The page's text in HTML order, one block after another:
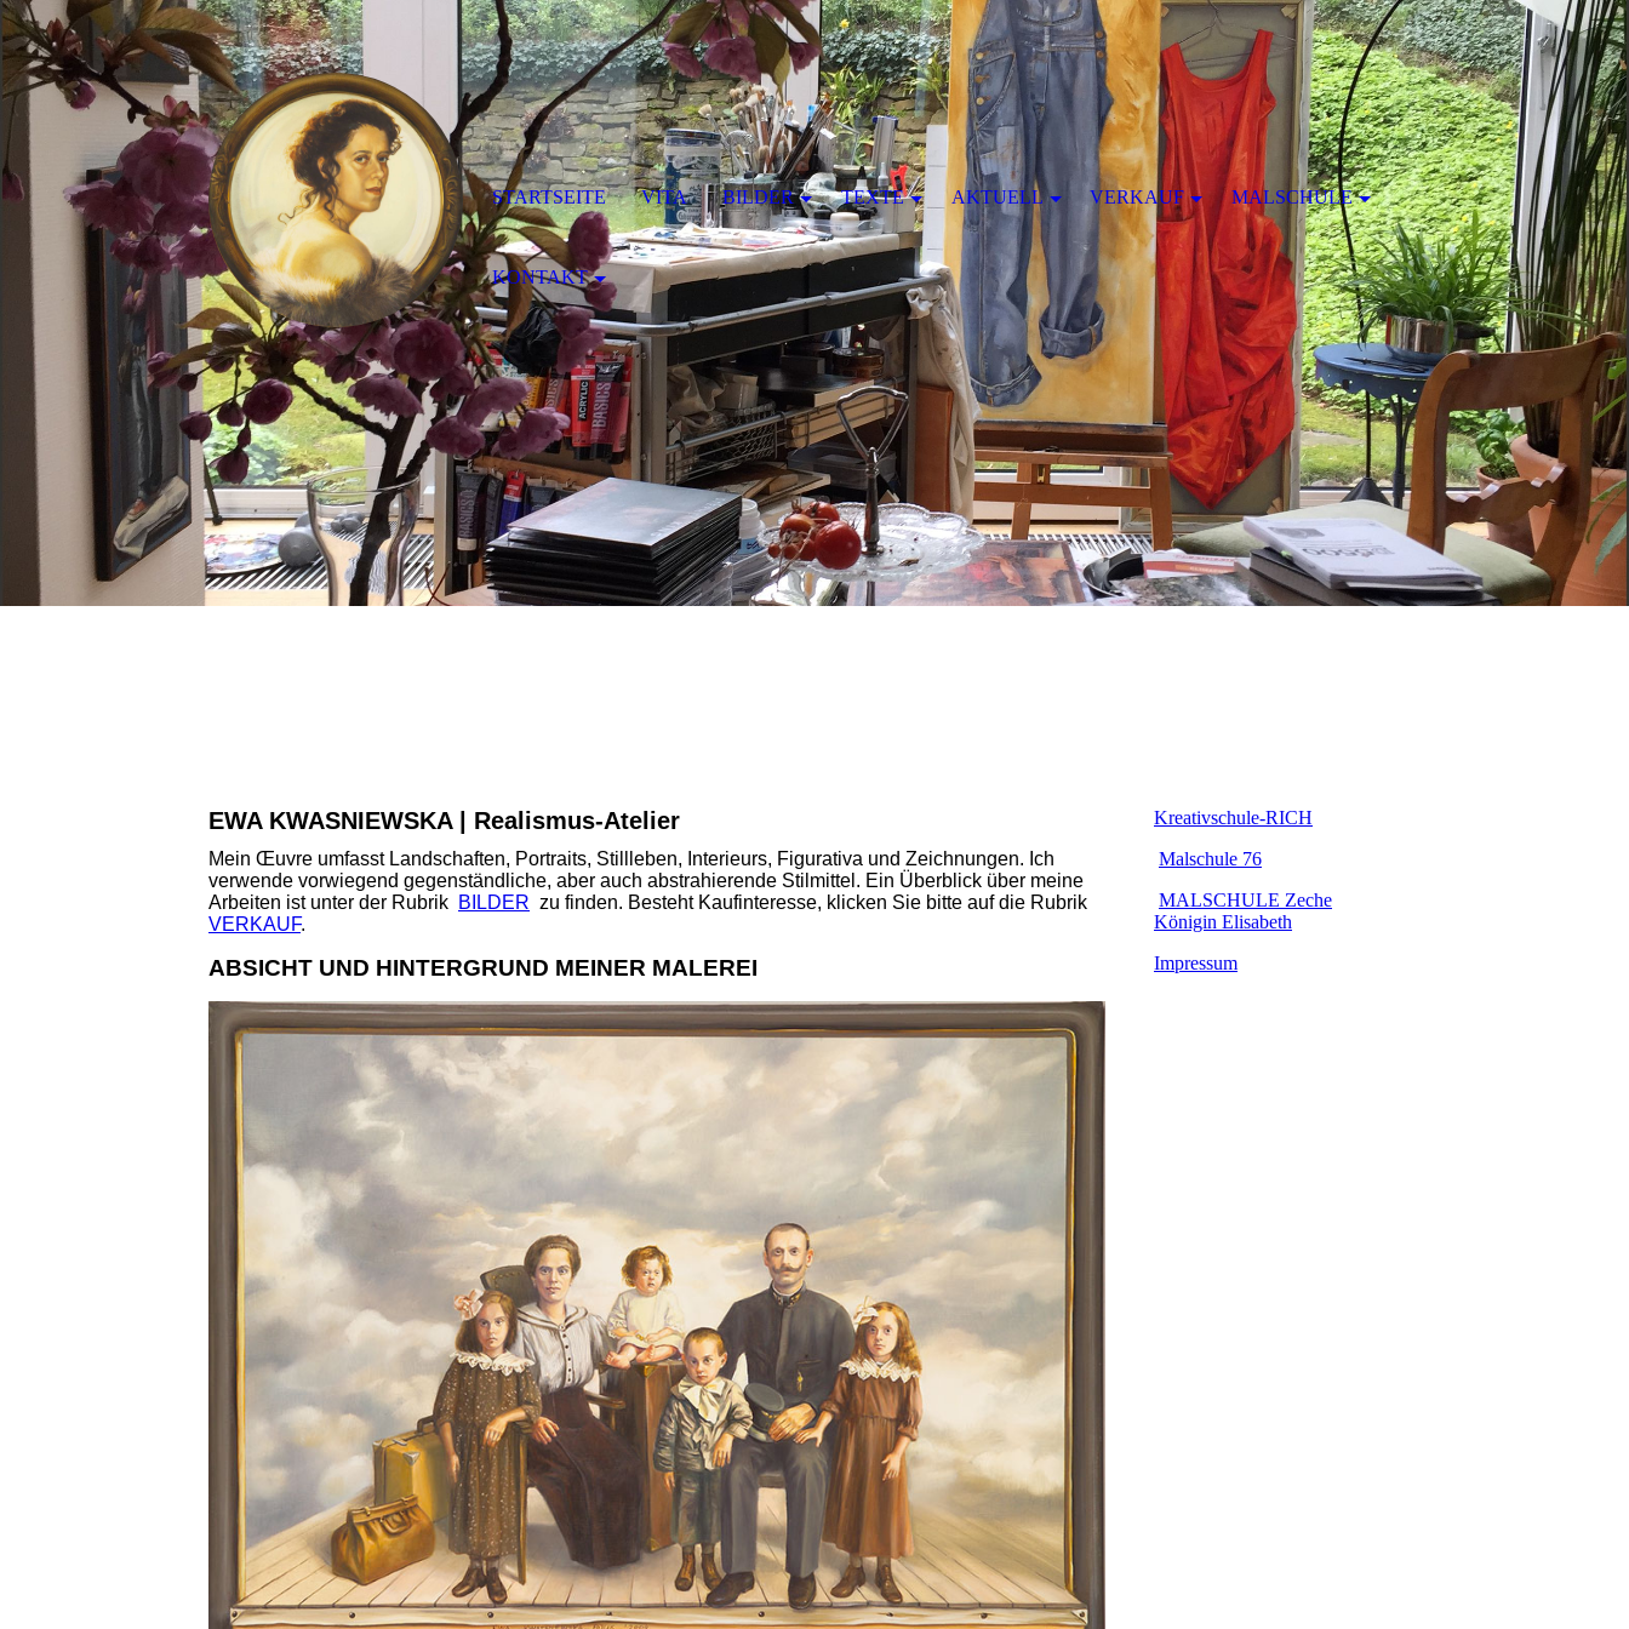
EWA KWASNIEWSKA | Realismus-Atelier
Mein Œuvre umfasst Landschaften, Portraits, Stillleben, Interieurs, Figurativa und Zeichnungen. Ich
verwende vorwiegend gegenständliche, aber auch abstrahierende Stilmittel. Ein Überblick über meine
Arbeiten ist unter der Rubrik BILDER zu finden. Besteht Kaufinteresse, klicken Sie bitte auf die Rubrik
VERKAUF.
ABSICHT UND HINTERGRUND MEINER MALEREI
Kreativschule-RICH
Malschule 76
MALSCHULE Zeche
Königin Elisabeth
Impressum
STARTSEITE VITA BILDER TEXTE AKTUELL VERKAUF MALSCHULE
KONTAKT